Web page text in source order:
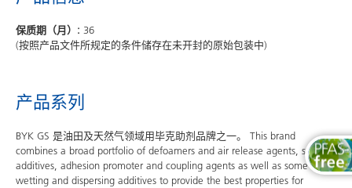
保质期（月）: 36
(按照产品文件所规定的条件储存在未开封的原始包装中)
产品系列
BYK GS 是油田及天然气领域用毕克助剂品牌之一。 This brand
combines a broad portfolio of defoamers and air release agents, surface
additives, adhesion promoter and coupling agents as well as some
wetting and dispersing additives to provide the best properties for